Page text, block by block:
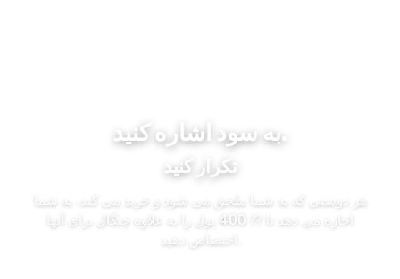
به سود اشاره کنید.
تکرار کنید
هر دوستی که به شما ملحق می شود و خرید می کند، به شما
اجازه می دهد تا ⁇ 400 پول را به علاوه چنگال برای آنها